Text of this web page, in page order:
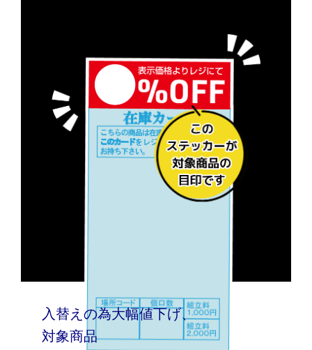
入替えの為大幅値下げ、
対象商品